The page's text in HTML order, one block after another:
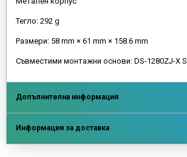
Тегло: 292 g
Размери: 58 mm × 61 mm × 158.6 mm
Съвместими монтажни основи: DS-1280ZJ-X S
Допълнителна информация
Информация за доставка